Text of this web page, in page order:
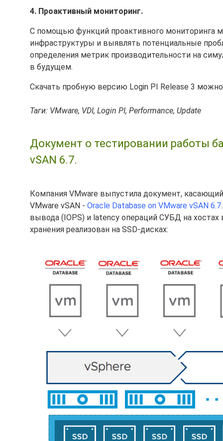
4. Проактивный мониторинг.
С помощью функций проактивного мониторинга
инфраструктуры и выявлять потенциальные
определения метрик производительности на
в будущем.
Скачать пробную версию Login PI Release 3
Таги: VMware, VDI, Login PI, Performance, Update
Документ о тестировании работы
vSAN 6.7.
Компания VMware выпустила документ,
VMware vSAN - Oracle Database on VMware vSAN 6.7
вывода (IOPS) и latency операций СУБД на хостах
хранения реализован на SSD-дисках: